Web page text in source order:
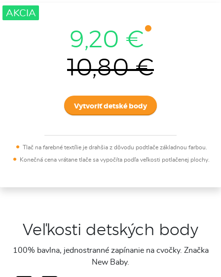
AKCIA
9,20 €
10,80 €
Vytvoriť detské body
Tlač na farebné textílie je drahšia z dôvodu podtlače základnou farbou.
Konečná cena vrátane tlače sa vypočíta podľa veľkosti potlačenej plochy.
Veľkosti detských body
100% bavlna, jednostranné zapínanie na cvočky. Značka
New Baby.